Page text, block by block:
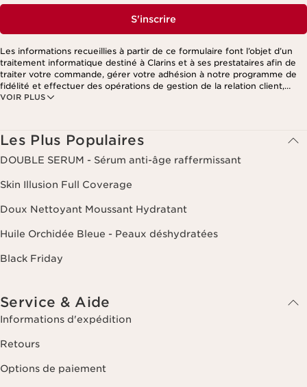
S'inscrire
VOIR PLUS
Les informations recueillies à partir de ce formulaire font l’objet d’un
traitement informatique destiné à Clarins et à ses prestataires afin de
traiter votre commande, gérer votre adhésion à notre programme de
fidélité et effectuer des opérations de gestion de la relation client,
notamment pour vous adresser des offres personnalisées en fonction
Les Plus Populaires
DOUBLE SERUM - Sérum anti-âge raffermissant
Skin Illusion Full Coverage
Doux Nettoyant Moussant Hydratant
Huile Orchidée Bleue - Peaux déshydratées
Black Friday
Service & Aide
Informations d'expédition
Retours
Options de paiement